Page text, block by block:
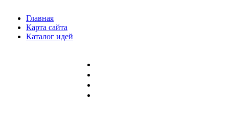
Главная
Карта сайта
Каталог идей